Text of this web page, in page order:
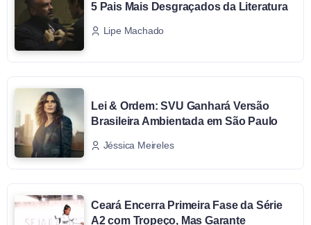
5 Pais Mais Desgraçados da Literatura
Lipe Machado
Lei & Ordem: SVU Ganhará Versão
Brasileira Ambientada em São Paulo
Jéssica Meireles
Ceará Encerra Primeira Fase da Série
A2 com Tropeço, Mas Garante